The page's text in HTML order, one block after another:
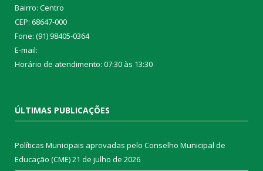
Bairro: Centro
CEP: 68647-000
Fone: (91) 98405-0364
E-mail:
Horário de atendimento: 07:30 às 13:30
ÚLTIMAS PUBLICAÇÕES
Políticas Municipais aprovadas pelo Conselho Municipal de
Educação (CME)21 de julho de 2026